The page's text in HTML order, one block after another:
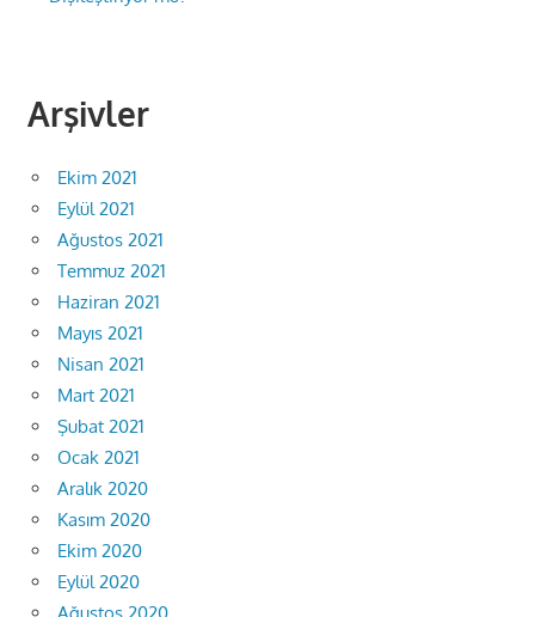
Arşivler
Ekim 2021
Eylül 2021
Ağustos 2021
Temmuz 2021
Haziran 2021
Mayıs 2021
Nisan 2021
Mart 2021
Şubat 2021
Ocak 2021
Aralık 2020
Kasım 2020
Ekim 2020
Eylül 2020